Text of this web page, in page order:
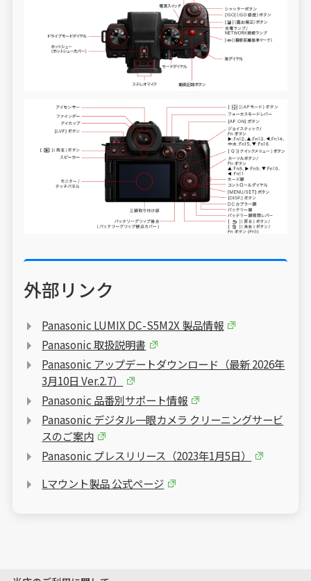
外部リンク
Panasonic LUMIX DC-S5M2X 製品情報
Panasonic 取扱説明書
Panasonic アップデートダウンロード（最新 2026年
3月10日 Ver.2.7）
Panasonic 品番別サポート情報
Panasonic デジタル一眼カメラ クリーニングサービ
スのご案内
Panasonic プレスリリース（2023年1月5日）
Lマウント製品 公式ページ